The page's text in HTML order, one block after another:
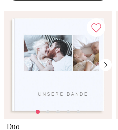
Duo